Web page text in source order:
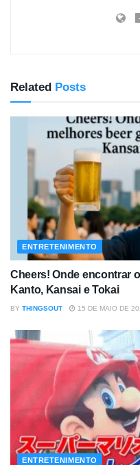
Related Posts
ENTRETENIMENTO
Cheers! Onde encontrar
Kanto, Kansai e Tokai
BY THINGSOUT 15 DE MAIO DE
ENTRETENIMENTO